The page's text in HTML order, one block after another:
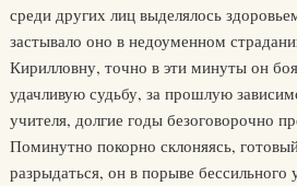
среди других лиц выделялось
застывало оно в недоуменном
Кирилловну, точно в эти минуты он
удачливую судьбу, за прошлую
учителя, долгие годы безоговорочно
Поминутно покорно склоняясь,
разрыдаться, он в порыве бессильного